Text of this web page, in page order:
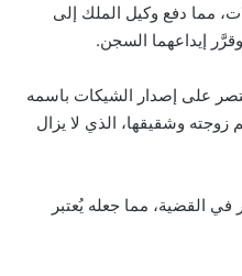
مما دفع وكيل الملك إلى
إيداعهما السجن.
على إصدار الشيكات باسمه
وشقيقها، الذي لا يزال
القضية، مما جعله يُعتبر